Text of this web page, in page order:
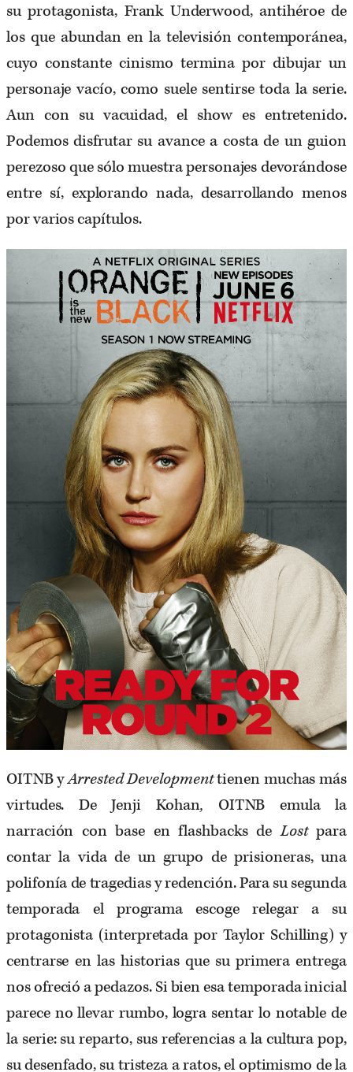
su protagonista, Frank Underwood, antihéroe de
los que abundan en la televisión contemporánea,
cuyo constante cinismo termina por dibujar un
personaje vacío, como suele sentirse toda la serie.
Aun con su vacuidad, el show es entretenido.
Podemos disfrutar su avance a costa de un guion
perezoso que sólo muestra personajes devorándose
entre sí, explorando nada, desarrollando menos
por varios capítulos.
OITNB yArrested Developmenttienen muchas más
virtudes. De Jenji Kohan, OITNB emula la
narración con base en flashbacks deLostpara
contar la vida de un grupo de prisioneras, una
polifonía de tragedias y redención. Para su segunda
temporada el programa escoge relegar a su
protagonista (interpretada por Taylor Schilling) y
centrarse en las historias que su primera entrega
nos ofreció a pedazos. Si bien esa temporada inicial
parece no llevar rumbo, logra sentar lo notable de
la serie: su reparto, sus referencias a la cultura pop,
su desenfado, su tristeza a ratos, el optimismo de la